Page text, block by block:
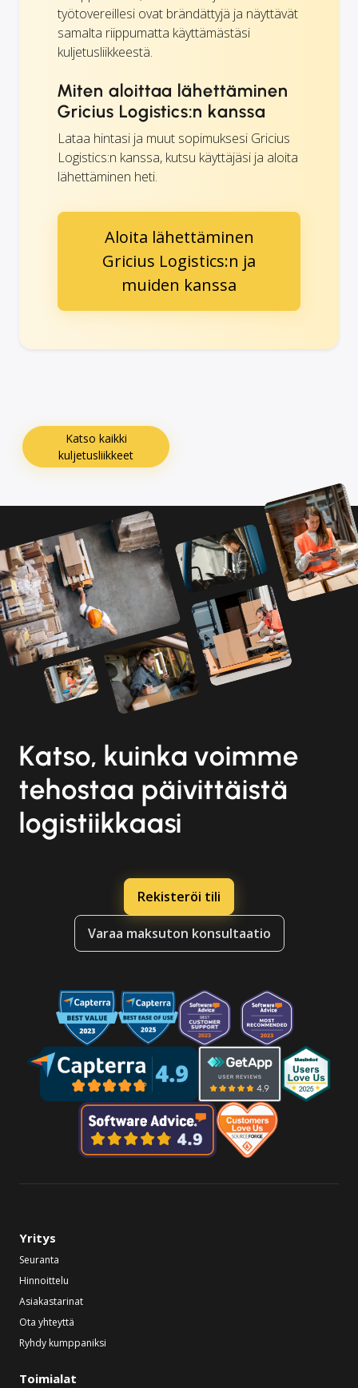
työtovereillesi ovat brändättyjä ja näyttävät
samalta riippumatta käyttämästäsi
kuljetusliikkeestä.
Miten aloittaa lähettäminen
Gricius Logistics:n kanssa
Lataa hintasi ja muut sopimuksesi Gricius
Logistics:n kanssa, kutsu käyttäjäsi ja aloita
lähettäminen heti.
Aloita lähettäminen
Gricius Logistics:n ja
muiden kanssa
Katso kaikki
kuljetusliikkeet
Katso, kuinka voimme
tehostaa päivittäistä
logistiikkaasi
Rekisteröi tili
Varaa maksuton konsultaatio
Yritys
Seuranta
Hinnoittelu
Asiakastarinat
Ota yhteyttä
Ryhdy kumppaniksi
Toimialat